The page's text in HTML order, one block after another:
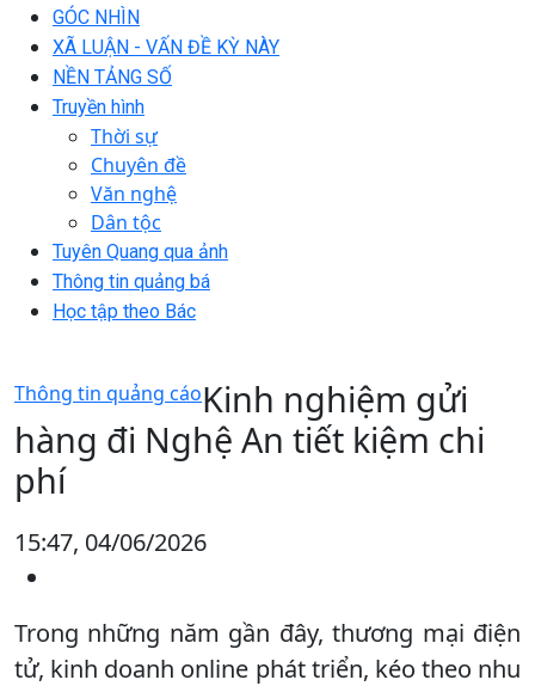
GÓC NHÌN
XÃ LUẬN - VẤN ĐỀ KỲ NÀY
NỀN TẢNG SỐ
Truyền hình
Thời sự
Chuyên đề
Văn nghệ
Dân tộc
Tuyên Quang qua ảnh
Thông tin quảng bá
Học tập theo Bác
Thông tin quảng cáoKinh nghiệm gửi
hàng đi Nghệ An tiết kiệm chi
phí
15:47, 04/06/2026
Trong những năm gần đây, thương mại điện
tử, kinh doanh online phát triển, kéo theo nhu